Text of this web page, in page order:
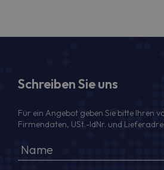
Schreiben Sie uns
Für ein Angebot geben Sie bitte Ihren
Firmendaten, USt.-IdNr. und